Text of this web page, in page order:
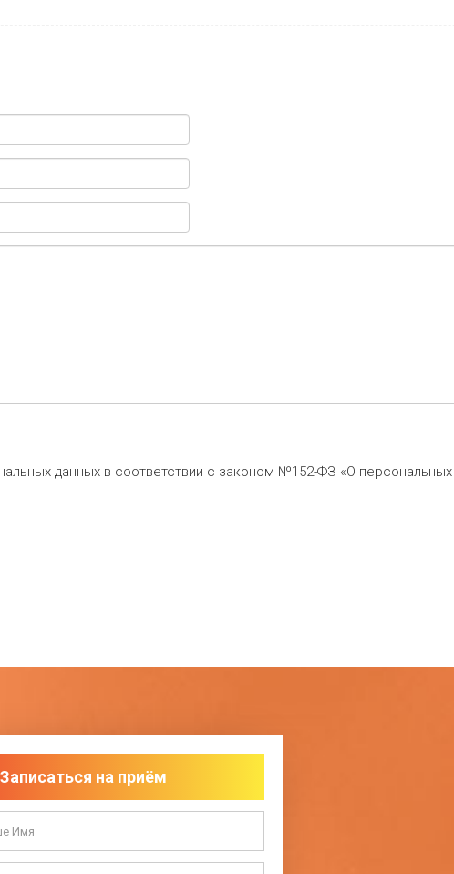
данных в соответствии с законом №152-ФЗ «О персональных
на приём